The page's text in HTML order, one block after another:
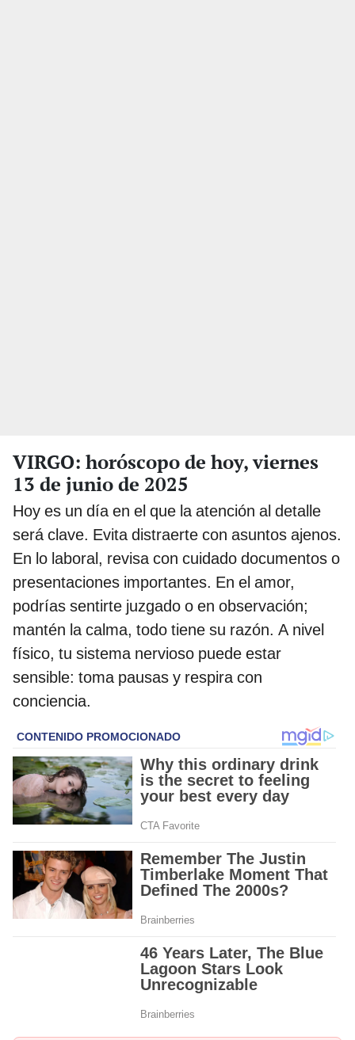
VIRGO: horóscopo de hoy, viernes
13 de junio de 2025
Hoy es un día en el que la atención al detalle
será clave. Evita distraerte con asuntos ajenos.
En lo laboral, revisa con cuidado documentos o
presentaciones importantes. En el amor,
podrías sentirte juzgado o en observación;
mantén la calma, todo tiene su razón. A nivel
físico, tu sistema nervioso puede estar
sensible: toma pausas y respira con
conciencia.